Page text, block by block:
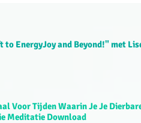
EnergyJoy and Beyond!" met
Voor Tijden Waarin Je Je
Meditatie Download